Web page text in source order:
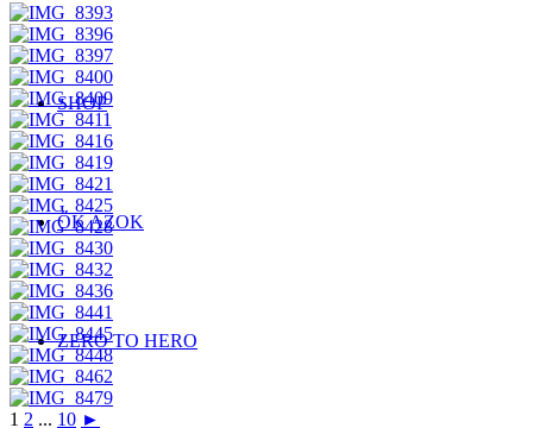
SHOP
ŐK AZOK
ZERO TO HERO
1 2 ... 10 ►